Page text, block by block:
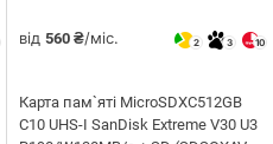
від 560 ₴/міс. 2 3 10
Карта пам`ятi MicroSDXC512GB
C10 UHS-I SanDisk Extreme V30 U3